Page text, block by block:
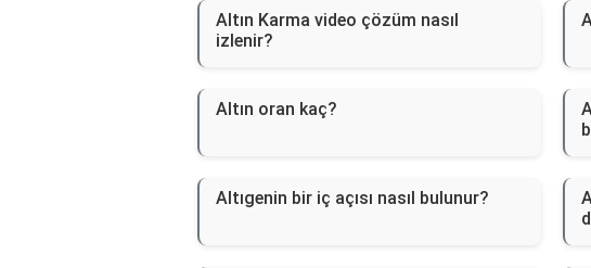
Altın Karma video çözüm nasıl
izlenir?
Altın oran kaç?
Altıgenin bir iç açısı nasıl bulunur?